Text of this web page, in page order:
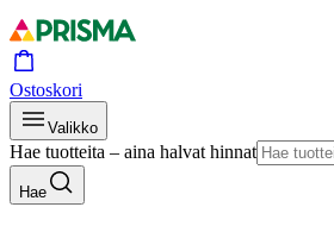
Ostoskori
Valikko
Hae tuotteita – aina halvat hinnat
Hae